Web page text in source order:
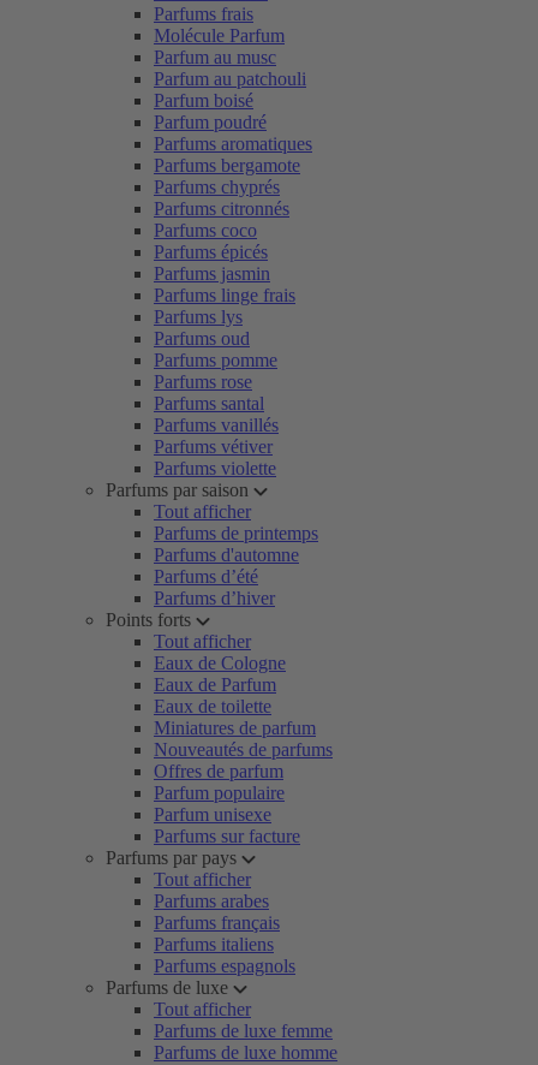
Parfums frais
Molécule Parfum
Parfum au musc
Parfum au patchouli
Parfum boisé
Parfum poudré
Parfums aromatiques
Parfums bergamote
Parfums chyprés
Parfums citronnés
Parfums coco
Parfums épicés
Parfums jasmin
Parfums linge frais
Parfums lys
Parfums oud
Parfums pomme
Parfums rose
Parfums santal
Parfums vanillés
Parfums vétiver
Parfums violette
Parfums par saison
Tout afficher
Parfums de printemps
Parfums d'automne
Parfums d’été
Parfums d’hiver
Points forts
Tout afficher
Eaux de Cologne
Eaux de Parfum
Eaux de toilette
Miniatures de parfum
Nouveautés de parfums
Offres de parfum
Parfum populaire
Parfum unisexe
Parfums sur facture
Parfums par pays
Tout afficher
Parfums arabes
Parfums français
Parfums italiens
Parfums espagnols
Parfums de luxe
Tout afficher
Parfums de luxe femme
Parfums de luxe homme